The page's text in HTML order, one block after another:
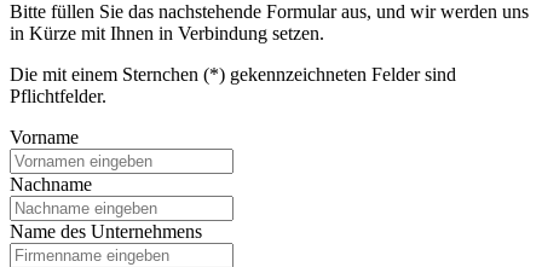
Bitte füllen Sie das nachstehende Formular aus, und wir werden uns
in Kürze mit Ihnen in Verbindung setzen.
Die mit einem Sternchen (*) gekennzeichneten Felder sind
Pflichtfelder.
Vorname
Nachname
Name des Unternehmens